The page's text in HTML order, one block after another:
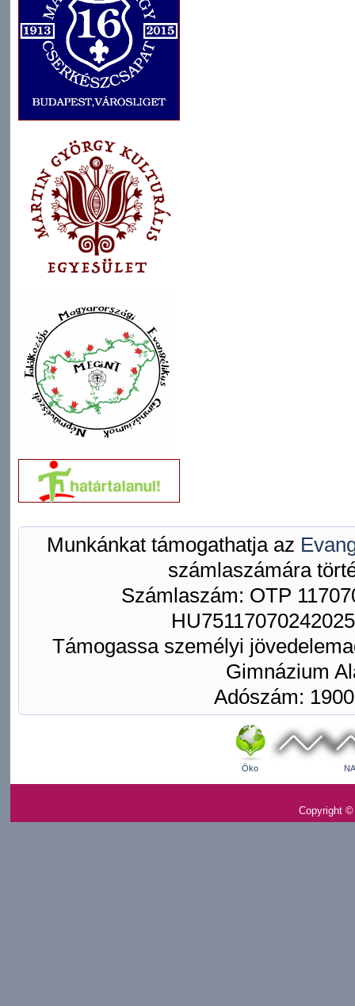
Munkánkat támogathatja az
számlaszámára
Számlaszám: OTP
Támogassa személyi
Gimnázium
Adószám:
Öko
Copyright